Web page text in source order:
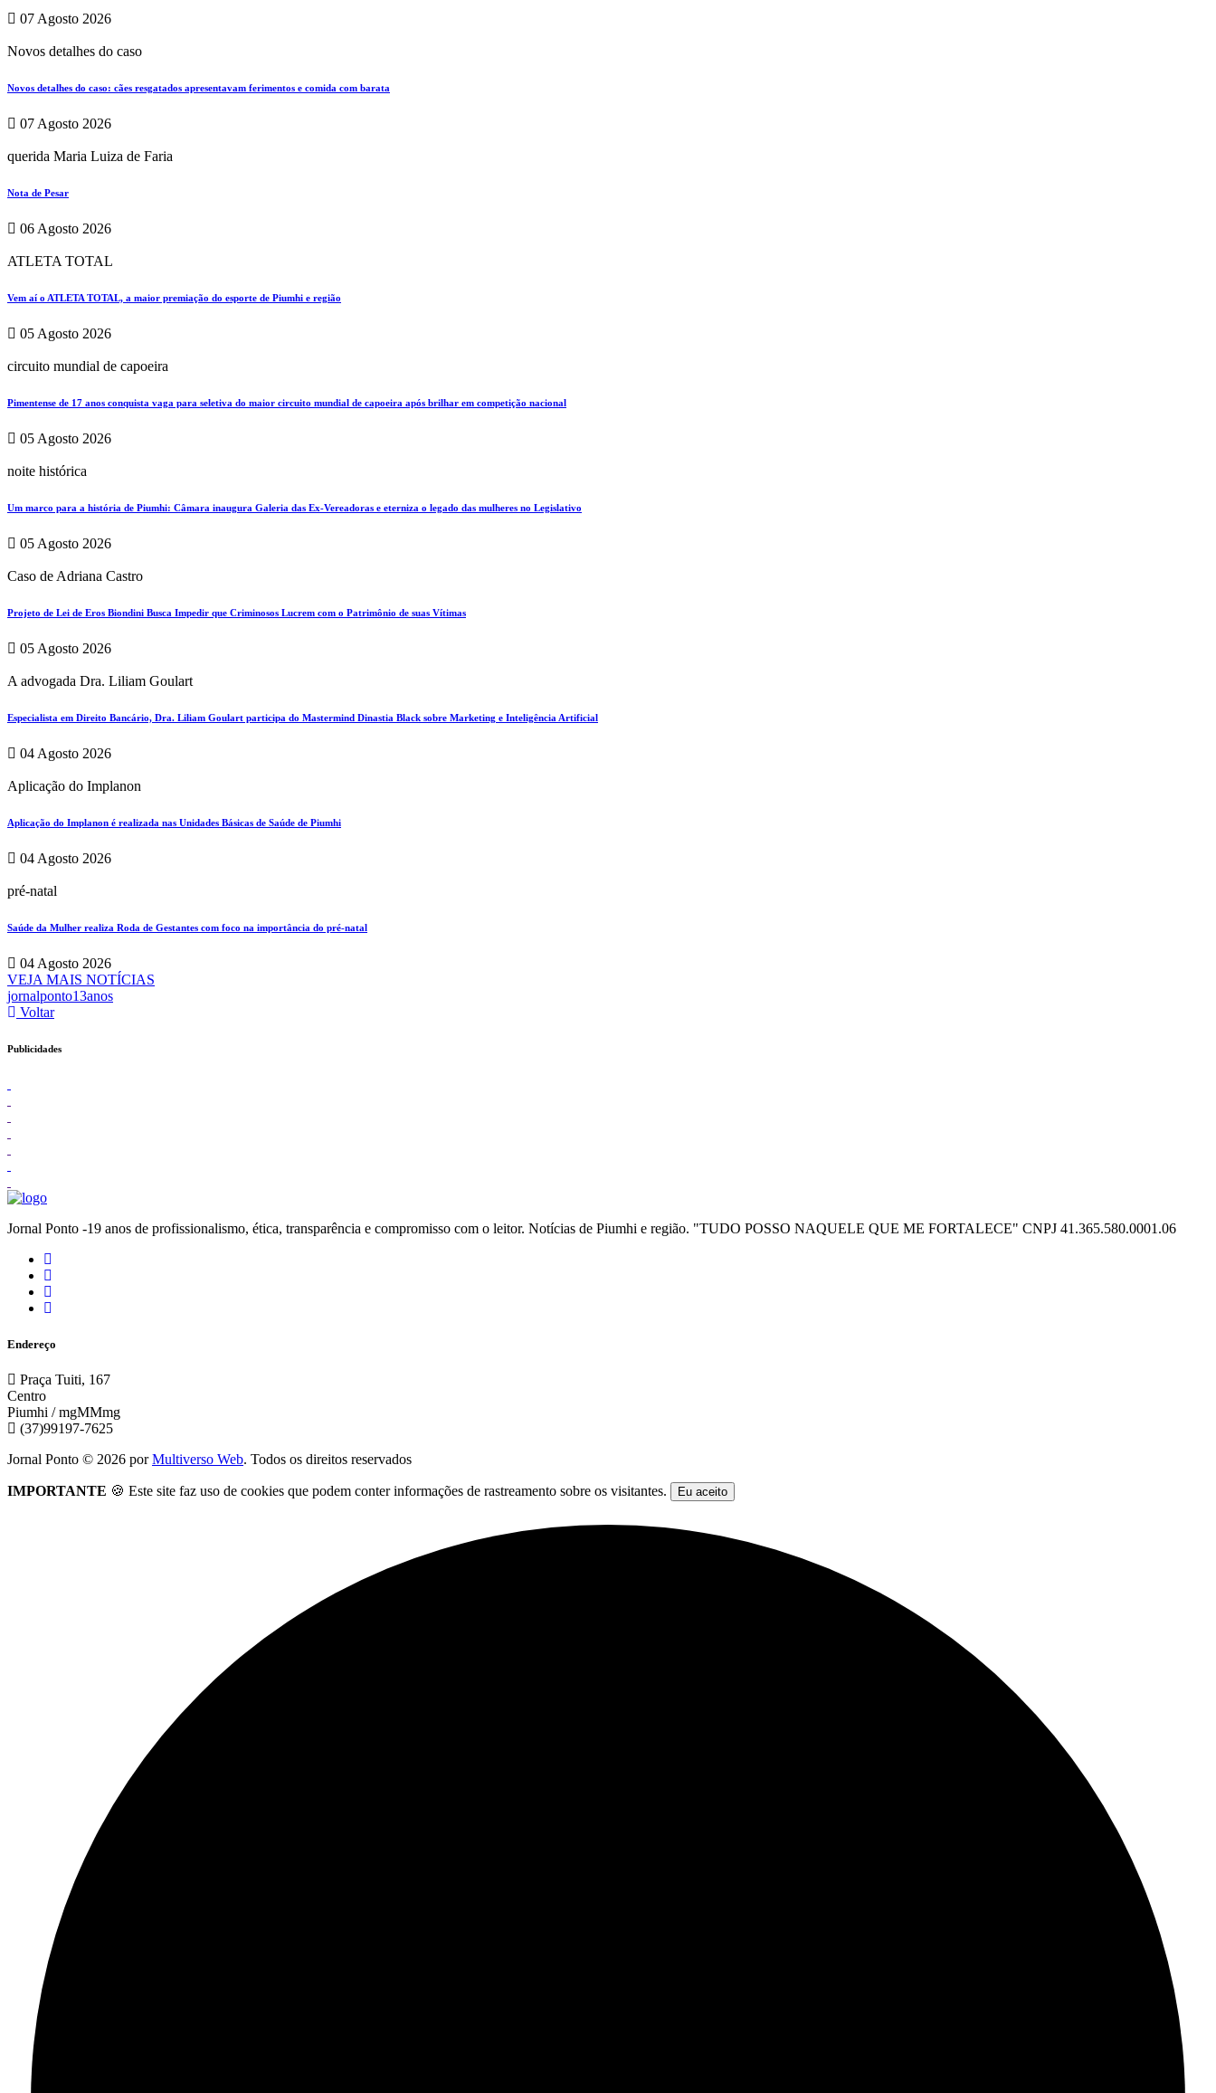
07 Agosto 2026
Novos detalhes do caso
Novos detalhes do caso: cães resgatados apresentavam ferimentos e comida com barata
07 Agosto 2026
querida Maria Luiza de Faria
Nota de Pesar
06 Agosto 2026
ATLETA TOTAL
Vem aí o ATLETA TOTAL, a maior premiação do esporte de Piumhi e região
05 Agosto 2026
circuito mundial de capoeira
Pimentense de 17 anos conquista vaga para seletiva do maior circuito mundial de capoeira após brilhar em competição nacional
05 Agosto 2026
noite histórica
Um marco para a história de Piumhi: Câmara inaugura Galeria das Ex-Vereadoras e eterniza o legado das mulheres no Legislativo
05 Agosto 2026
Caso de Adriana Castro
Projeto de Lei de Eros Biondini Busca Impedir que Criminosos Lucrem com o Patrimônio de suas Vítimas
05 Agosto 2026
A advogada Dra. Liliam Goulart
Especialista em Direito Bancário, Dra. Liliam Goulart participa do Mastermind Dinastia Black sobre Marketing e Inteligência Artificial
04 Agosto 2026
Aplicação do Implanon
Aplicação do Implanon é realizada nas Unidades Básicas de Saúde de Piumhi
04 Agosto 2026
pré-natal
Saúde da Mulher realiza Roda de Gestantes com foco na importância do pré-natal
04 Agosto 2026
VEJA MAIS NOTÍCIAS
jornalponto13anos
Voltar
Publicidades
Jornal Ponto -19 anos de profissionalismo, ética, transparência e compromisso com o leitor. Notícias de Piumhi e região. "TUDO POSSO NAQUELE QUE ME FORTALECE" CNPJ 41.365.580.0001.06
Endereço
Praça Tuiti, 167
Centro
Piumhi / mgMMmg
(37)99197-7625
Jornal Ponto © 2026 porMultiverso Web. Todos os direitos reservados
IMPORTANTE 🍪 Este site faz uso de cookies que podem conter informações de rastreamento sobre os visitantes. Eu aceito